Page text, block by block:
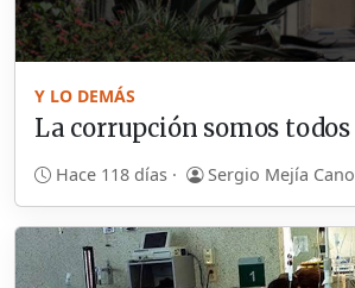
Y LO DEMÁS
La corrupción somos todos
Hace 118 días · Sergio Mejía Cano